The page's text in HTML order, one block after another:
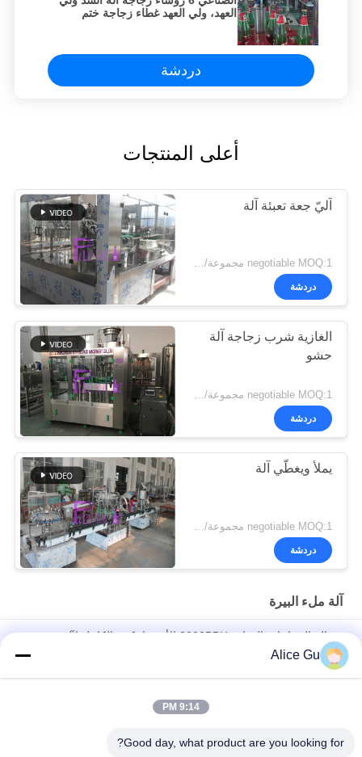
العهد، ولي العهد غطاء زجاجة ختم
دردشة
أعلى المنتجات
آليّ جعة تعبئة آلة
negotiable MOQ:1 مجموعة/pcs
دردشة
الغازية شرب زجاجة آلة
حشو
negotiable MOQ:1 مجموعة/pcs
دردشة
يملأ ويغطّي آلة
negotiable MOQ:1 مجموعة/pcs
دردشة
آلة ملء البيرة
غسالة الزجاجات الدوارة 2000BPH الأوتوماتيكية بالكامل لآلة تعبئة
البيرة
الصناعي 6 رؤساء زجاجة آلة السد ولي العهد، ولي العهد غطاء زجاجة
Alice Gu
9:14 PM
Good day, what product are you looking for?